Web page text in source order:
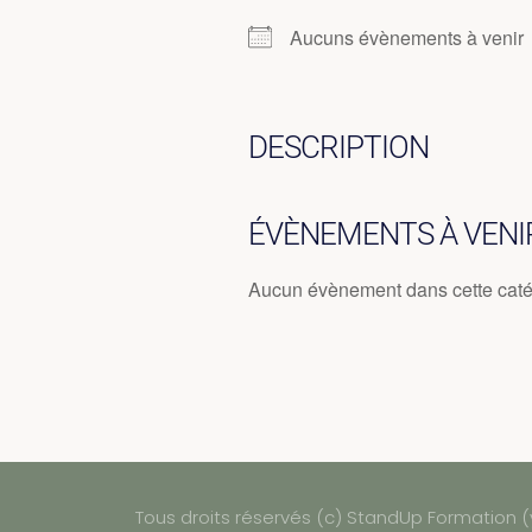
Aucuns évènements à venir
DESCRIPTION
ÉVÈNEMENTS À
Aucun évènement dans cette
Tous droits réservés (c) StandUp Formation